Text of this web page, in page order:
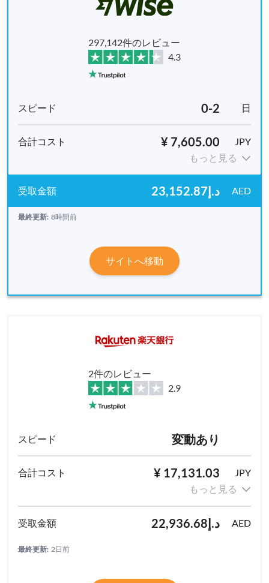
297,142件のレビュー
4.3
0-2 日
¥ 7,605.00
JPY
もっと見る
د.إ23,152.87 AED
最終更新: 8時間前
サイトへ移動
2件のレビュー
2.9
変動あり
¥ 17,131.03
JPY
もっと見る
د.إ22,936.68 AED
最終更新: 2日前